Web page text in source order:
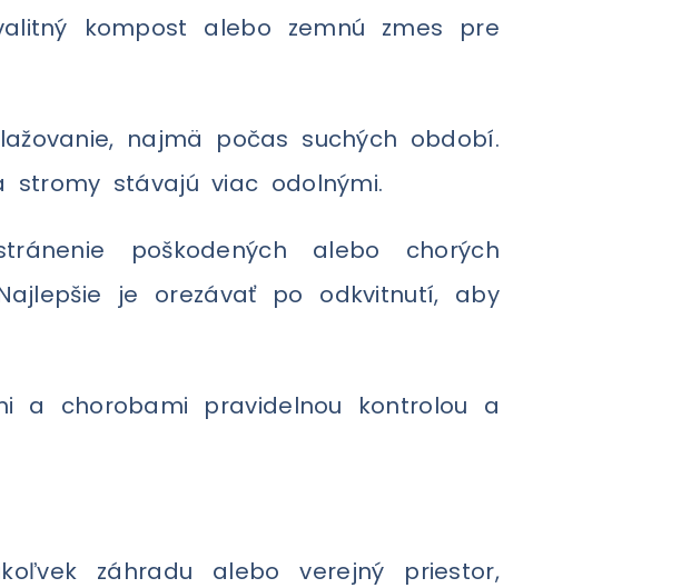
kompost alebo zemnú zmes pre
najmä počas suchých období.
stromy stávajú viac odolnými.
poškodených alebo chorých
je orezávať po odkvitnutí, aby
a chorobami pravidelnou kontrolou a
záhradu alebo verejný priestor,